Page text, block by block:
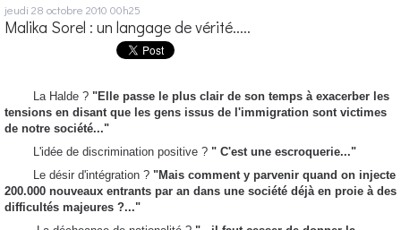
jeudi 28 octobre 2010 00h25
Malika Sorel : un langage de vérité.....
La Halde ? "Elle passe le plus clair de son temps à exacerber les
tensions en disant que les gens issus de l'immigration sont victimes
de notre société..."
L'idée de discrimination positive ? " C'est une escroquerie..."
Le désir d'intégration ? "Mais comment y parvenir quand on injecte
200.000 nouveaux entrants par an dans une société déjà en proie à des
difficultés majeures ?..."